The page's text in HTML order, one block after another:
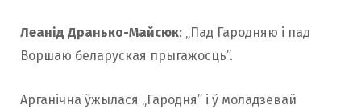
Леанід Дранько-Майсюк: „Пад Гародняю і пад
Воршаю беларуская прыгажосць”.
Арганічна ўжылася „Гародня” і ў моладзевай